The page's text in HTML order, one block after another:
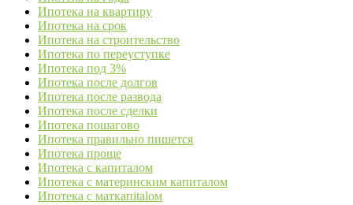
Ипотека на квартиру
Ипотека на срок
Ипотека на строительство
Ипотека по переуступке
Ипотека под 3%
Ипотека после долгов
Ипотека после развода
Ипотека после сделки
Ипотека пошагово
Ипотека правильно пишется
Ипотека проще
Ипотека с капиталом
Ипотека с материнским капиталом
Ипотека с маткапitalом